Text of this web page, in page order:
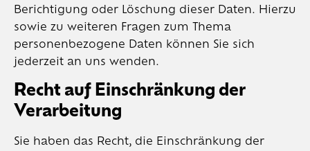
Berichtigung oder Löschung dieser Daten. Hierzu
sowie zu weiteren Fragen zum Thema
personenbezogene Daten können Sie sich
jederzeit an uns wenden.
Recht auf Einschränkung der
Verarbeitung
Sie haben das Recht, die Einschränkung der